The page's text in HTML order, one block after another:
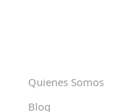
Quienes Somos
Blog